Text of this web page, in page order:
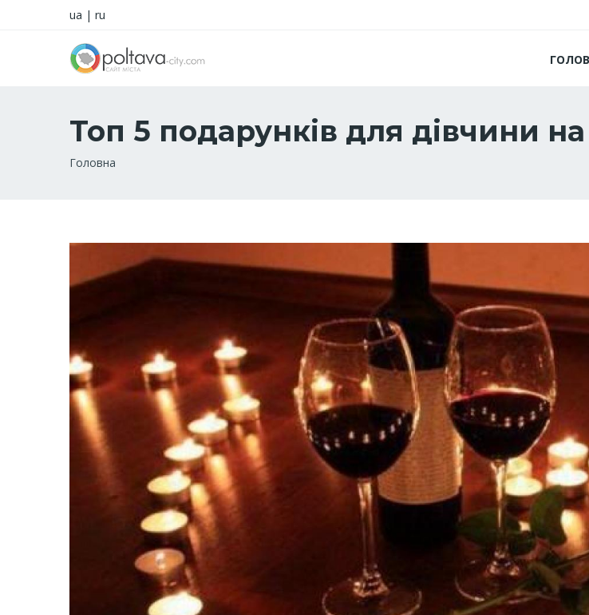
ua | ru
Топ 5 подарунків для дівчини
Рядок
Головна